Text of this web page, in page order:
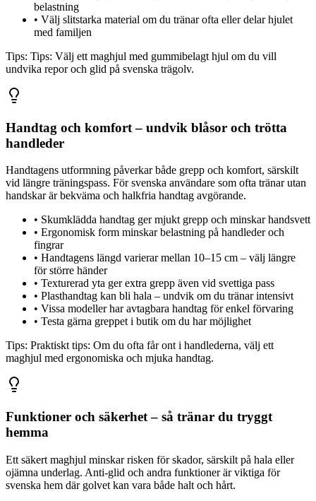
belastning
• Välj slitstarka material om du tränar ofta eller delar hjulet
med familjen
Tips: Tips: Välj ett maghjul med gummibelagt hjul om du vill
undvika repor och glid på svenska trägolv.
Handtag och komfort – undvik blåsor och trötta
handleder
Handtagens utformning påverkar både grepp och komfort, särskilt
vid längre träningspass. För svenska användare som ofta tränar utan
handskar är bekväma och halkfria handtag avgörande.
• Skumklädda handtag ger mjukt grepp och minskar handsvett
• Ergonomisk form minskar belastning på handleder och
fingrar
• Handtagens längd varierar mellan 10–15 cm – välj längre
för större händer
• Texturerad yta ger extra grepp även vid svettiga pass
• Plasthandtag kan bli hala – undvik om du tränar intensivt
• Vissa modeller har avtagbara handtag för enkel förvaring
• Testa gärna greppet i butik om du har möjlighet
Tips: Praktiskt tips: Om du ofta får ont i handlederna, välj ett
maghjul med ergonomiska och mjuka handtag.
Funktioner och säkerhet – så tränar du tryggt
hemma
Ett säkert maghjul minskar risken för skador, särskilt på hala eller
ojämna underlag. Anti-glid och andra funktioner är viktiga för
svenska hem där golvet kan vara både halt och hårt.